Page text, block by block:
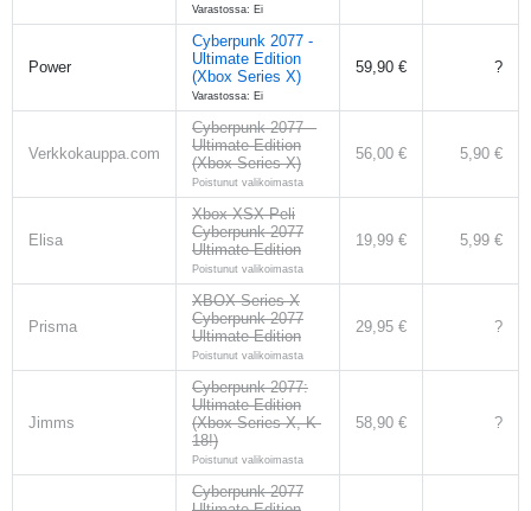
Varastossa: Ei
Power
Cyberpunk 2077 -
Ultimate Edition
(Xbox Series X)
Varastossa: Ei
59,90 € ?
Verkkokauppa.com
Cyberpunk 2077 –
Ultimate Edition
(Xbox Series X)
Poistunut valikoimasta
56,00 € 5,90 €
Elisa
Xbox XSX Peli
Cyberpunk 2077
Ultimate Edition
Poistunut valikoimasta
19,99 € 5,99 €
Prisma
XBOX Series X
Cyberpunk 2077
Ultimate Edition
Poistunut valikoimasta
29,95 € ?
Jimms
Cyberpunk 2077:
Ultimate Edition
(Xbox Series X, K-
18!)
Poistunut valikoimasta
58,90 € ?
Cyberpunk 2077